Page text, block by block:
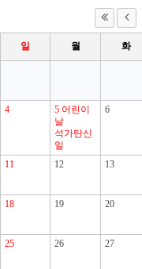
일 월 화
4 5 어린이
날
석가탄신
일
6
11 12 13
18 19 20
25 26 27